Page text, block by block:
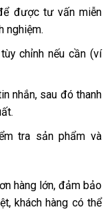
được tư vấn miễn
nghiệm.
chỉnh nếu cần (ví
nhắn, sau đó thanh
tra sản phẩm và
hàng lớn, đảm bảo
khách hàng có thể